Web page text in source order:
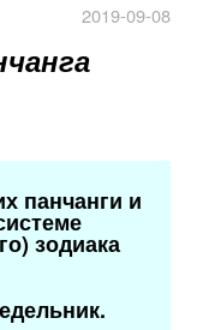
2019-09-08
панчанги и
зодиака